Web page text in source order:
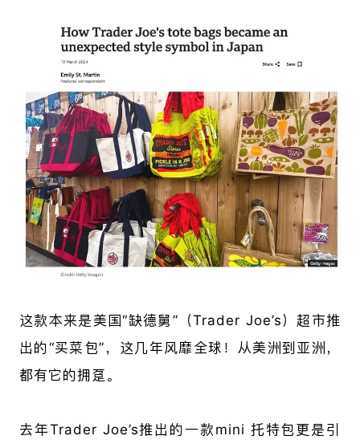
这款本来是美国“缺德舅”（Trader Joe’s ）超市推
出的“买菜包”，这几年风靡全球！从美洲到亚洲，
都有它的拥趸。
去年Trader Joe’s推出的一款mini 托特包更是引